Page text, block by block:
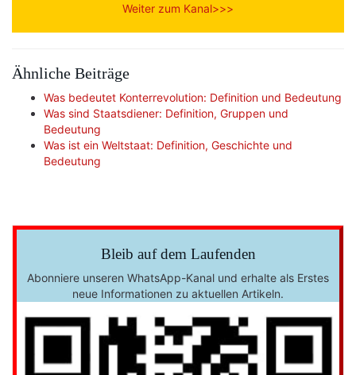
Weiter zum Kanal>>>
Ähnliche Beiträge
Was bedeutet Konterrevolution: Definition und Bedeutung
Was sind Staatsdiener: Definition, Gruppen und
Bedeutung
Was ist ein Weltstaat: Definition, Geschichte und
Bedeutung
Bleib auf dem Laufenden
Abonniere unseren WhatsApp-Kanal und erhalte als Erstes
neue Informationen zu aktuellen Artikeln.